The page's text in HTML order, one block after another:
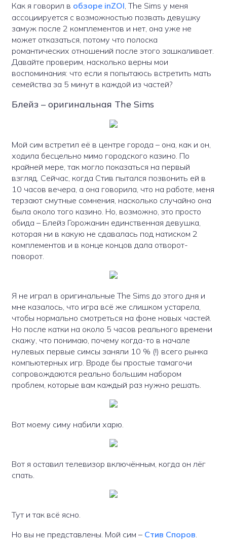
Как я говорил в обзоре inZOI, The Sims у меня
ассоциируется с возможностью позвать девушку
замуж после 2 комплементов и нет, она уже не
может отказаться, потому что полоска
романтических отношений после этого зашкаливает.
Давайте проверим, насколько верны мои
воспоминания: что если я попытаюсь встретить мать
семейства за 5 минут в каждой из частей?
Блейз – оригинальная The Sims
Мой сим встретил её в центре города – она, как и он,
ходила бесцельно мимо городского казино. По
крайней мере, так могло показаться на первый
взгляд. Сейчас, когда Стив пытался позвонить ей в
10 часов вечера, а она говорила, что на работе, меня
терзают смутные сомнения, насколько случайно она
была около того казино. Но, возможно, это просто
обида – Блейз Горожанин единственная девушка,
которая ни в какую не сдавалась под натиском 2
комплементов и в конце концов дала отворот-
поворот.
Я не играл в оригинальные The Sims до этого дня и
мне казалось, что игра всё же слишком устарела,
чтобы нормально смотреться на фоне новых частей.
Но после катки на около 5 часов реального времени
скажу, что понимаю, почему когда-то в начале
нулевых первые симсы заняли 10 % (!) всего рынка
компьютерных игр. Вроде бы простые тамагочи
сопровождаются реально большим набором
проблем, которые вам каждый раз нужно решать.
Вот моему симу набили харю.
Вот я оставил телевизор включённым, когда он лёг
спать.
Тут и так всё ясно.
Но вы не представлены. Мой сим – Стив Споров.